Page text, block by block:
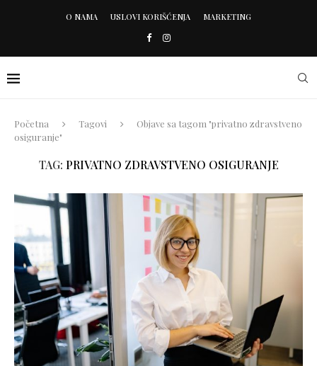
O NAMA USLOVI KORIŠĆENJA MARKETING
Početna Tagovi
Objave sa tagom "privatno zdravstveno
osiguranje"
TAG: PRIVATNO ZDRAVSTVENO OSIGURANJE